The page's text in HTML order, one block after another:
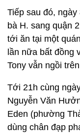
Tiếp sau đó,
bà H. sang quận
tới ăn tại một
lần nữa bất đồng
Tony vẫn ngồi
Tới 21h cùng
Nguyễn Văn
Eden (phường
dùng chân đạp